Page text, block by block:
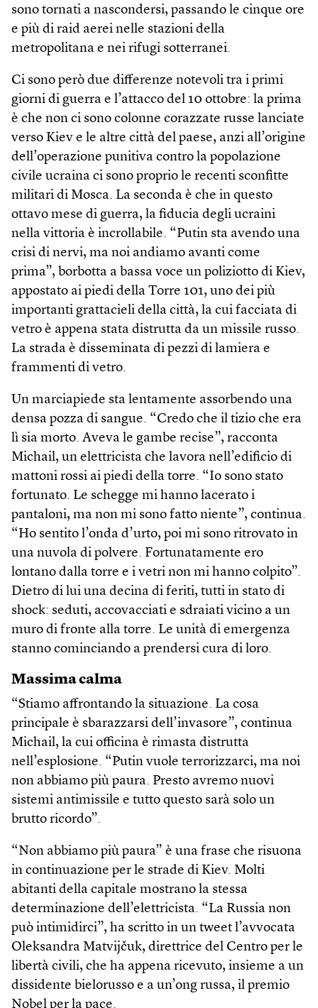
sono tornati a nascondersi, passando le cinque ore
e più di raid aerei nelle stazioni della
metropolitana e nei rifugi sotterranei.
Ci sono però due differenze notevoli tra i primi
giorni di guerra e l’attacco del 10 ottobre: la prima
è che non ci sono colonne corazzate russe lanciate
verso Kiev e le altre città del paese, anzi all’origine
dell’operazione punitiva contro la popolazione
civile ucraina ci sono proprio le recenti sconfitte
militari di Mosca. La seconda è che in questo
ottavo mese di guerra, la fiducia degli ucraini
nella vittoria è incrollabile. “Putin sta avendo una
crisi di nervi, ma noi andiamo avanti come
prima”, borbotta a bassa voce un poliziotto di Kiev,
appostato ai piedi della Torre 101, uno dei più
importanti grattacieli della città, la cui facciata di
vetro è appena stata distrutta da un missile russo.
La strada è disseminata di pezzi di lamiera e
frammenti di vetro.
Un marciapiede sta lentamente assorbendo una
densa pozza di sangue. “Credo che il tizio che era
lì sia morto. Aveva le gambe recise”, racconta
Michail, un elettricista che lavora nell’edificio di
mattoni rossi ai piedi della torre. “Io sono stato
fortunato. Le schegge mi hanno lacerato i
pantaloni, ma non mi sono fatto niente”, continua.
“Ho sentito l’onda d’urto, poi mi sono ritrovato in
una nuvola di polvere. Fortunatamente ero
lontano dalla torre e i vetri non mi hanno colpito”.
Dietro di lui una decina di feriti, tutti in stato di
shock: seduti, accovacciati e sdraiati vicino a un
muro di fronte alla torre. Le unità di emergenza
stanno cominciando a prendersi cura di loro.
Massima calma
“Stiamo affrontando la situazione. La cosa
principale è sbarazzarsi dell’invasore”, continua
Michail, la cui officina è rimasta distrutta
nell’esplosione. “Putin vuole terrorizzarci, ma noi
non abbiamo più paura. Presto avremo nuovi
sistemi antimissile e tutto questo sarà solo un
brutto ricordo”.
“Non abbiamo più paura” è una frase che risuona
in continuazione per le strade di Kiev. Molti
abitanti della capitale mostrano la stessa
determinazione dell’elettricista. “La Russia non
può intimidirci”, ha scritto in un tweet l’avvocata
Oleksandra Matvijčuk, direttrice del Centro per le
libertà civili, che ha appena ricevuto, insieme a un
dissidente bielorusso e a un’ong russa, il premio
Nobel per la pace.